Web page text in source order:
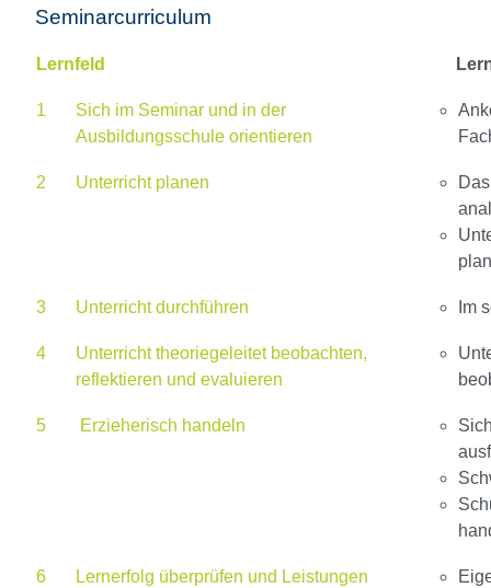
Seminarcurriculum
Lernfeld
1
Sich im Seminar und in der
Ausbildungsschule orientieren
2 Unterricht planen
3 Unterricht durchführen Im
4
Unterricht theoriegeleitet beobachten,
reflektieren und evaluieren
5 Erzieherisch handeln
6
Lernerfolg überprüfen und Leistungen